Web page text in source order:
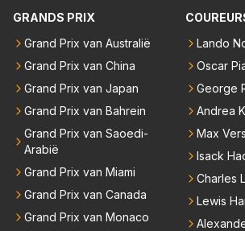
heb ik Max en co nooit iets anders
p dat RBR een verlenging van dat
dat maakt sponsorcontracten een
maar ik snap nog beter dat Max
enkele deur wil dichtgooien, zeker
ut" auto's. Als laatste denk ik dat Max donders goed
weet hoe bij andere teams de hazen
nu heeft bij Red Bull. Dat het gras
roen is hoef je hem niet te vertellen.
GRANDS PRIX
Grand Prix van Australië
Grand Prix van China
Grand Prix van Japan
Grand Prix van Bahrein
Grand Prix van Saoedi-
Arabië
Grand Prix van Miami
Grand Prix van Canada
Grand Prix van Monaco
Lando
Oscar
George
Andrea
Max
Isack
Charles
Lewis